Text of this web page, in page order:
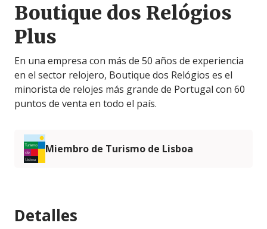
Boutique dos Relógios
Plus
En una empresa con más de 50 años de experiencia
en el sector relojero, Boutique dos Relógios es el
minorista de relojes más grande de Portugal con 60
puntos de venta en todo el país.
Miembro de Turismo de Lisboa
Detalles